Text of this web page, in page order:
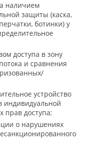
наличием
защиты (каска,
ботинки) у
доступа в зону
и сравнения
устройство
индивидуальной
прав доступа;
о нарушениях